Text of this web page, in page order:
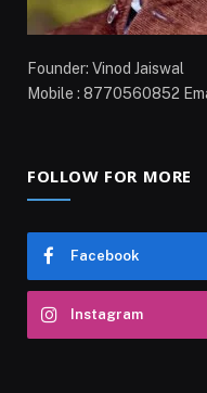
Founder: Vinod Jaiswal
Mobile : 8770560852
FOLLOW FOR MORE
Facebook
Instagram